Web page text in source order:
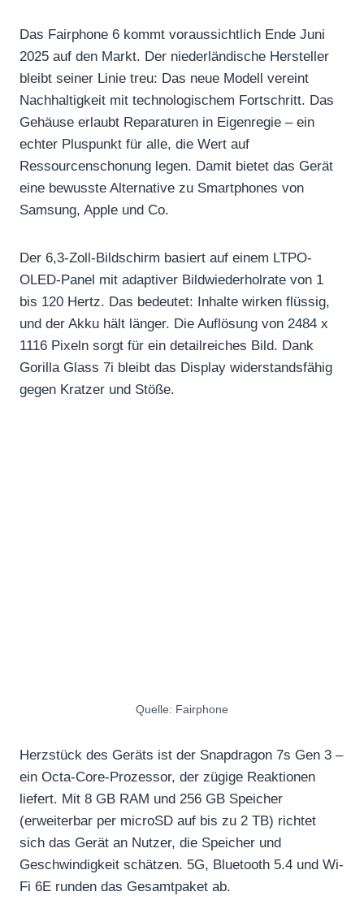
Das Fairphone 6 kommt voraussichtlich Ende Juni
2025 auf den Markt. Der niederländische Hersteller
bleibt seiner Linie treu: Das neue Modell vereint
Nachhaltigkeit mit technologischem Fortschritt. Das
Gehäuse erlaubt Reparaturen in Eigenregie – ein
echter Pluspunkt für alle, die Wert auf
Ressourcenschonung legen. Damit bietet das Gerät
eine bewusste Alternative zu Smartphones von
Samsung, Apple und Co.
Der 6,3-Zoll-Bildschirm basiert auf einem LTPO-
OLED-Panel mit adaptiver Bildwiederholrate von 1
bis 120 Hertz. Das bedeutet: Inhalte wirken flüssig,
und der Akku hält länger. Die Auflösung von 2484 x
1116 Pixeln sorgt für ein detailreiches Bild. Dank
Gorilla Glass 7i bleibt das Display widerstandsfähig
gegen Kratzer und Stöße.
Quelle: Fairphone
Herzstück des Geräts ist der Snapdragon 7s Gen 3 –
ein Octa-Core-Prozessor, der zügige Reaktionen
liefert. Mit 8 GB RAM und 256 GB Speicher
(erweiterbar per microSD auf bis zu 2 TB) richtet
sich das Gerät an Nutzer, die Speicher und
Geschwindigkeit schätzen. 5G, Bluetooth 5.4 und Wi-
Fi 6E runden das Gesamtpaket ab.